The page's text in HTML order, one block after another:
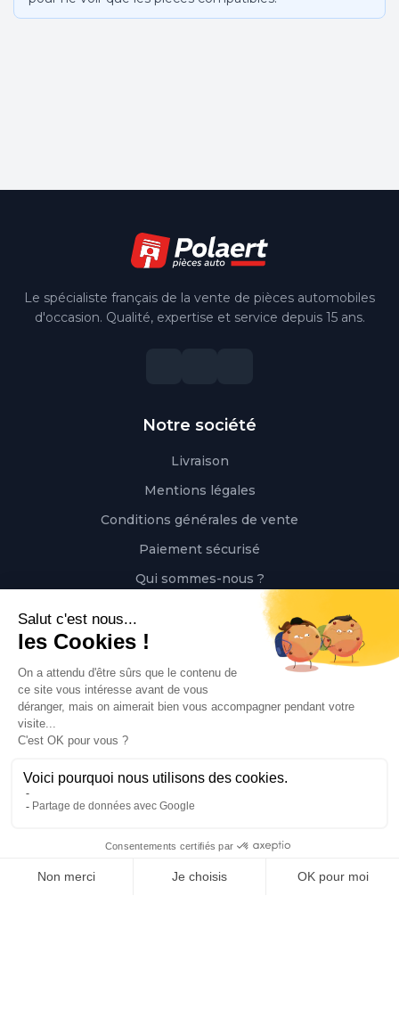
Le spécialiste français de la vente de pièces automobiles
d'occasion. Qualité, expertise et service depuis 15 ans.
Notre société
Livraison
Mentions légales
Conditions générales de vente
Paiement sécurisé
Qui sommes-nous ?
Contact
Polaert Pièces Auto, 25 Rue des Perrets, 76680
Appeler
02 78 08 55 12
contact@polaert-pieces-auto.fr